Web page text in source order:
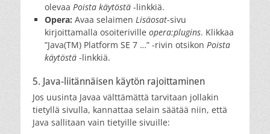
olevaa Poista käytöstä -linkkiä.
Opera: Avaa selaimen Lisäosat-sivu
kirjoittamalla osoiteriville opera:plugins. Klikkaa
”Java(TM) Platform SE 7 …” -rivin otsikon Poista
käytöstä -linkkiä.
5. Java-liitännäisen käytön rajoittaminen
Jos uusinta Javaa välttämättä tarvitaan jollakin
tietyllä sivulla, kannattaa selain säätää niin, että
Java sallitaan vain tietyille sivuille: